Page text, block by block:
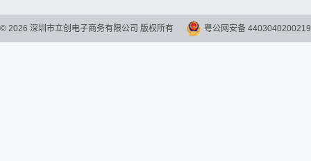
© 2026 深圳市立创电子商务有限公司 版权所有 粤公网安备